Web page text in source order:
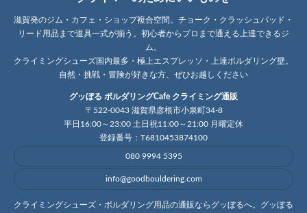
滋賀発のジム・カフェ・ショップ複合空間。チョーク・クラッシュパッド・
リード用品まで道具一式が揃う。初心者からプロまで通える上達できるジ
ム。
クライミングシューズ国内最多・極上エスプレッソ・上達ボルダリング壁。
自然・挑戦・冒険が好きな方、ぜひお越しください
グッぼる ボルダリングCafe クライミング通販
〒522-0043 滋賀県彦根市小泉町34-8
平日16:00～23:00 土日祝11:00～21:00 月曜定休
登録番号：T6810453874100
080 9994 5395
info@goodbouldering.com
クライミングシューズ・ボルダリング用品の通販ならグッぼるへ。グッぼる